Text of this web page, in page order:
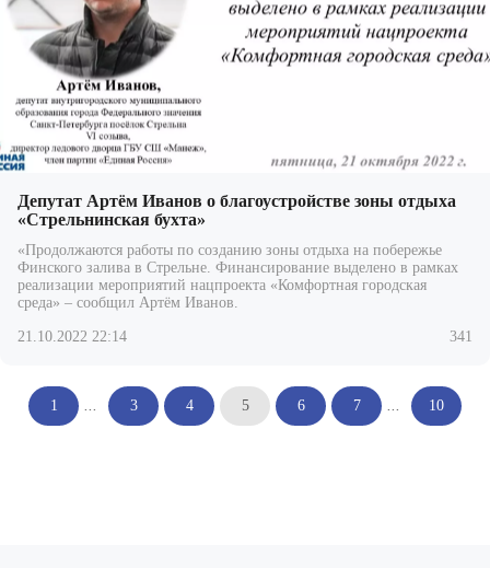
Депутат Артём Иванов о благоустройстве зоны отдыха
«Стрельнинская бухта»
«Продолжаются работы по созданию зоны отдыха на побережье
Финского залива в Стрельне. Финансирование выделено в рамках
реализации мероприятий нацпроекта «Комфортная городская
среда» – сообщил Артём Иванов.
21.10.2022 22:14 341
1 3 4 5 6 7 10